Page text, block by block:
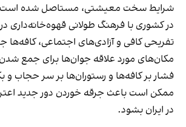
شرایط سخت معیشتی، مستاصل شده
در کشوری با فرهنگ طولانی قهوه‌‌خانه‌داری
تفریحی کافی و آزادی‌های اجتماعی، کافه‌ها
مکان‌های مورد علاقه جوان‌ها برای جمع
فشار بر کافه‌ها و رستوران‌ها بر سر حجاب و
ممکن است باعث جرقه خوردن دور جدید
در ایران بشود.